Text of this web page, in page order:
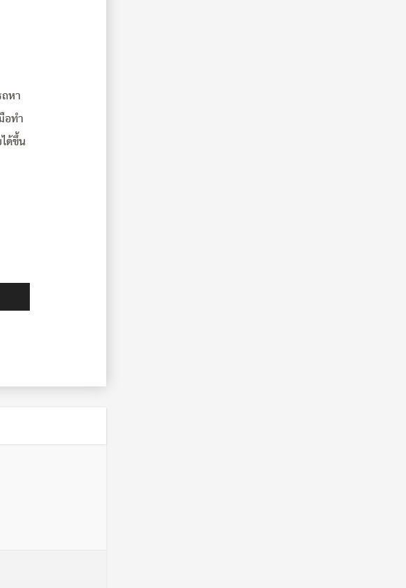
ถหา
อทำ
ได้ขึ้น